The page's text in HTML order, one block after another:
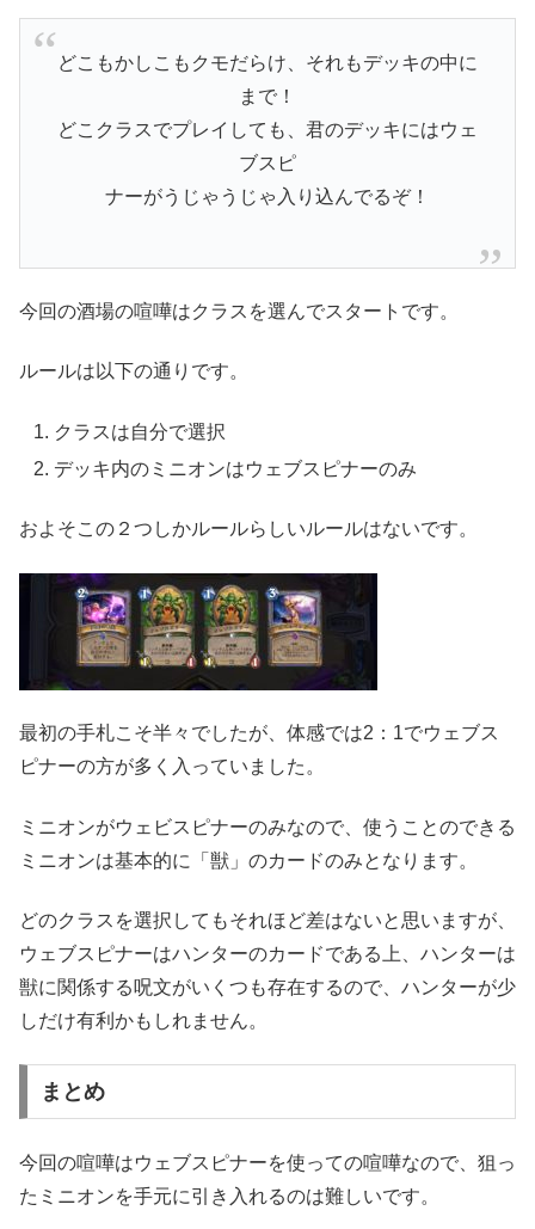
どこもかしこもクモだらけ、それもデッキの中に
まで！
どこクラスでプレイしても、君のデッキにはウェ
ブスピ
ナーがうじゃうじゃ入り込んでるぞ！
今回の酒場の喧嘩はクラスを選んでスタートです。
ルールは以下の通りです。
クラスは自分で選択
デッキ内のミニオンはウェブスピナーのみ
およそこの２つしかルールらしいルールはないです。
最初の手札こそ半々でしたが、体感では2：1でウェブス
ピナーの方が多く入っていました。
ミニオンがウェビスピナーのみなので、使うことのできる
ミニオンは基本的に「獣」のカードのみとなります。
どのクラスを選択してもそれほど差はないと思いますが、
ウェブスピナーはハンターのカードである上、ハンターは
獣に関係する呪文がいくつも存在するので、ハンターが少
しだけ有利かもしれません。
まとめ
今回の喧嘩はウェブスピナーを使っての喧嘩なので、狙っ
たミニオンを手元に引き入れるのは難しいです。